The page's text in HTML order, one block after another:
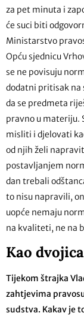
za pet minuta i
će suci biti
Ministarstvo
Opću sjednicu
se ne povisuju
dodatni pritisak na
da se predmeta
pravno u materiju.
misliti i djelovati
od njih želi
postavljanjem
dan trebali
to nisu napravili,
uopće nemaju
na kvaliteti, ne na
Kao
Tijekom štrajka
zahtjevima
sudstva. Kakav je